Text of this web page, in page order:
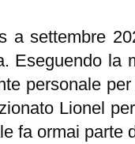
settembre
Eseguendo la
personale
Lionel
fa ormai parte